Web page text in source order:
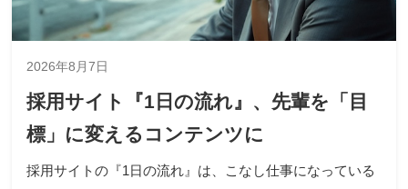
2026年8月7日
採用サイト『1日の流れ』、先輩を「目
標」に変えるコンテンツに
採用サイトの『1日の流れ』は、こなし仕事になっている